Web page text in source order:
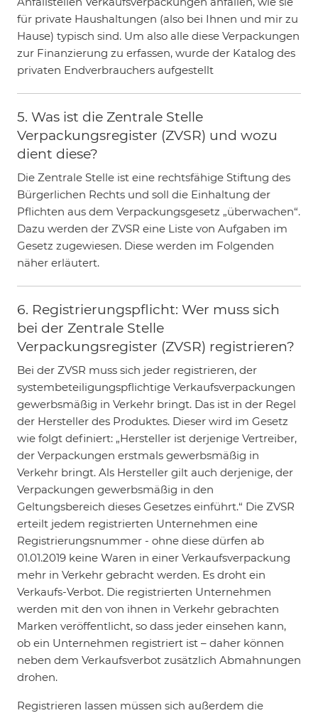
für private Haushaltungen (also bei Ihnen und mir zu
Hause) typisch sind. Um also alle diese Verpackungen
zur Finanzierung zu erfassen, wurde der Katalog des
privaten Endverbrauchers aufgestellt
5. Was ist die Zentrale Stelle
Verpackungsregister (ZVSR) und wozu
dient diese?
Die Zentrale Stelle ist eine rechtsfähige Stiftung des
Bürgerlichen Rechts und soll die Einhaltung der
Pflichten aus dem Verpackungsgesetz „überwachen“.
Dazu werden der ZVSR eine Liste von Aufgaben im
Gesetz zugewiesen. Diese werden im Folgenden
näher erläutert.
6. Registrierungspflicht: Wer muss sich
bei der Zentrale Stelle
Verpackungsregister (ZVSR) registrieren?
Bei der ZVSR muss sich jeder registrieren, der
systembeteiligungspflichtige Verkaufsverpackungen
gewerbsmäßig in Verkehr bringt. Das ist in der Regel
der Hersteller des Produktes. Dieser wird im Gesetz
wie folgt definiert: „Hersteller ist derjenige Vertreiber,
der Verpackungen erstmals gewerbsmäßig in
Verkehr bringt. Als Hersteller gilt auch derjenige, der
Verpackungen gewerbsmäßig in den
Geltungsbereich dieses Gesetzes einführt.“ Die ZVSR
erteilt jedem registrierten Unternehmen eine
Registrierungsnummer - ohne diese dürfen ab
01.01.2019 keine Waren in einer Verkaufsverpackung
mehr in Verkehr gebracht werden. Es droht ein
Verkaufs-Verbot. Die registrierten Unternehmen
werden mit den von ihnen in Verkehr gebrachten
Marken veröffentlicht, so dass jeder einsehen kann,
ob ein Unternehmen registriert ist – daher können
neben dem Verkaufsverbot zusätzlich Abmahnungen
drohen.
Registrieren lassen müssen sich außerdem die